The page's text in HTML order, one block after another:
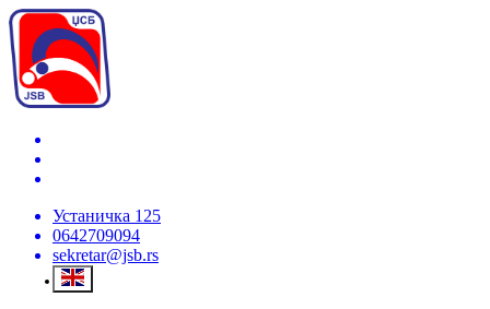
Устаничка 125
0642709094
sekretar@jsb.rs